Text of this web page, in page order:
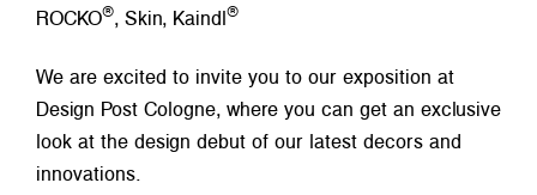
ROCKO®, Skin, Kaindl®
We are excited to invite you to our exposition at
Design Post Cologne, where you can get an exclusive
look at the design debut of our latest decors and
innovations.